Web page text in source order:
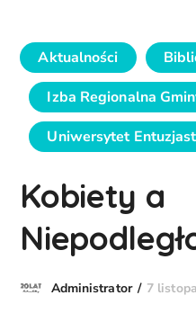
Aktualności
Izba Regionalna
Uniwersytet
Kobiety a
Administrator 7